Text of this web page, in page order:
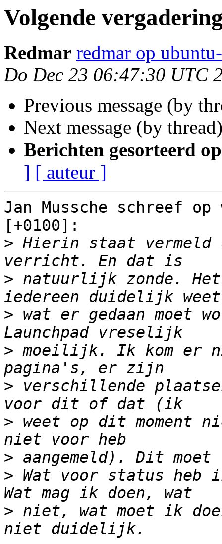
Volgende
Redmar redmar op
Do Dec 23 06:47:30 UTC
Previous message (by
Next message (by
Berichten gesorteerd
] [ auteur ]
Jan Mussche schreef op
[+0100]:
> Hierin staat vermeld
> natuurlijk zonde. Het
> wat er gedaan moet
> moeilijk. Ik kom er
> verschillende
> weet op dit moment
>
> Wat voor status heb
> niet, wat moet ik